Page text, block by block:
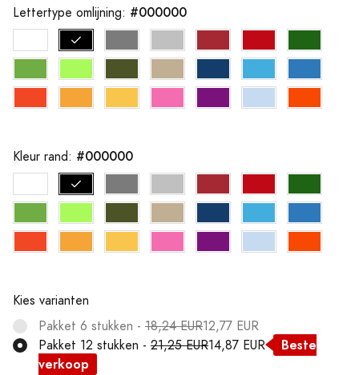
Lettertype omlijning: #000000
Kleur rand: #000000
Kies varianten
Pakket 6 stukken - 18,24 EUR12,77 EUR
Pakket 12 stukken - 21,25 EUR14,87 EUR
Beste
verkoop